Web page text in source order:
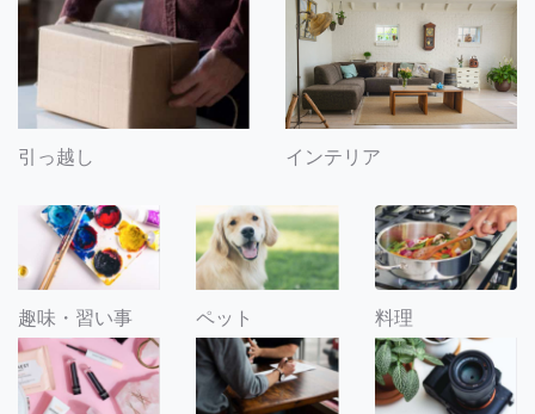
引っ越し インテリア
趣味・習い事 ペット 料理